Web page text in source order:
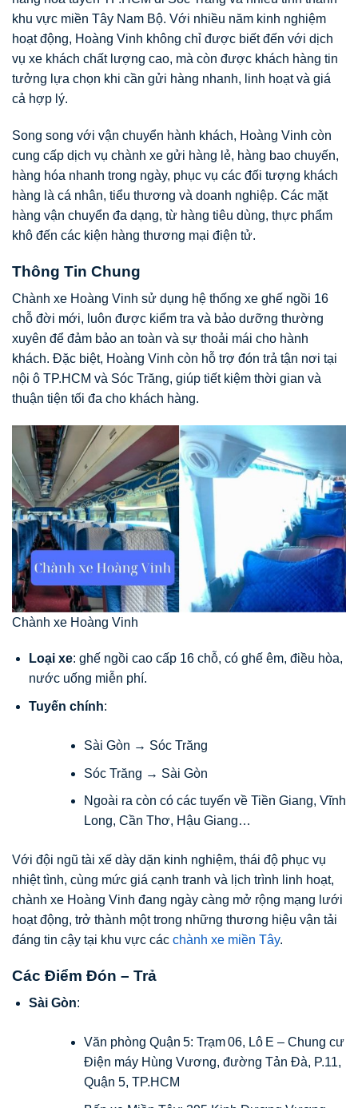
khu vực miền Tây Nam Bộ. Với nhiều năm kinh nghiệm
hoạt động, Hoàng Vinh không chỉ được biết đến với dịch
vụ xe khách chất lượng cao, mà còn được khách hàng tin
tưởng lựa chọn khi cần gửi hàng nhanh, linh hoạt và giá
cả hợp lý.
Song song với vận chuyển hành khách, Hoàng Vinh còn
cung cấp dịch vụ chành xe gửi hàng lẻ, hàng bao chuyến,
hàng hóa nhanh trong ngày, phục vụ các đối tượng khách
hàng là cá nhân, tiểu thương và doanh nghiệp. Các mặt
hàng vận chuyển đa dạng, từ hàng tiêu dùng, thực phẩm
khô đến các kiện hàng thương mại điện tử.
Thông Tin Chung
Chành xe Hoàng Vinh sử dụng hệ thống xe ghế ngồi 16
chỗ đời mới, luôn được kiểm tra và bảo dưỡng thường
xuyên để đảm bảo an toàn và sự thoải mái cho hành
khách. Đặc biệt, Hoàng Vinh còn hỗ trợ đón trả tận nơi tại
nội ô TP.HCM và Sóc Trăng, giúp tiết kiệm thời gian và
thuận tiện tối đa cho khách hàng.
Chành xe Hoàng Vinh
Loại xe: ghế ngồi cao cấp 16 chỗ, có ghế êm, điều hòa,
nước uống miễn phí.
Tuyến chính:
Sài Gòn → Sóc Trăng
Sóc Trăng → Sài Gòn
Ngoài ra còn có các tuyến về Tiền Giang, Vĩnh
Long, Cần Thơ, Hậu Giang…
Với đội ngũ tài xế dày dặn kinh nghiệm, thái độ phục vụ
nhiệt tình, cùng mức giá cạnh tranh và lịch trình linh hoạt,
chành xe Hoàng Vinh đang ngày càng mở rộng mạng lưới
hoạt động, trở thành một trong những thương hiệu vận tải
đáng tin cậy tại khu vực các chành xe miền Tây.
Các Điểm Đón – Trả
Sài Gòn:
Văn phòng Quận 5: Trạm 06, Lô E – Chung cư
Điện máy Hùng Vương, đường Tản Đà, P.11,
Quận 5, TP.HCM